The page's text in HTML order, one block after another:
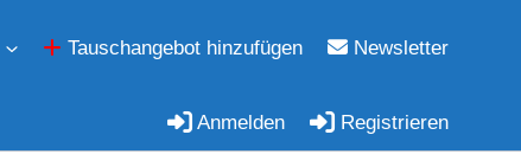
Tauschangebot hinzufügen Newsletter
Anmelden Registrieren